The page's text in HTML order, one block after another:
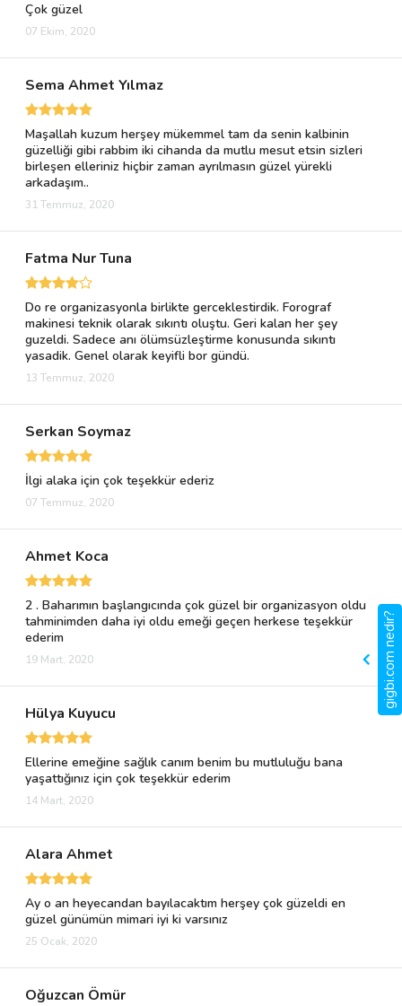
Çok güzel
07 Ekim, 2020
Sema Ahmet Yılmaz
Maşallah kuzum herşey mükemmel tam da senin kalbinin
güzelliği gibi rabbim iki cihanda da mutlu mesut etsin sizleri
birleşen elleriniz hiçbir zaman ayrılmasın güzel yürekli
arkadaşım..
31 Temmuz, 2020
Fatma Nur Tuna
Do re organizasyonla birlikte gerceklestirdik. Forograf
makinesi teknik olarak sıkıntı oluştu. Geri kalan her şey
guzeldi. Sadece anı ölümsüzleştirme konusunda sıkıntı
yasadik. Genel olarak keyifli bor gündü.
13 Temmuz, 2020
Serkan Soymaz
İlgi alaka için çok teşekkür ederiz
07 Temmuz, 2020
Ahmet Koca
2 . Baharımın başlangıcında çok güzel bir organizasyon oldu
tahminimden daha iyi oldu emeği geçen herkese teşekkür
ederim
19 Mart, 2020
Hülya Kuyucu
Ellerine emeğine sağlık canım benim bu mutluluğu bana
yaşattığınız için çok teşekkür ederim
14 Mart, 2020
Alara Ahmet
Ay o an heyecandan bayılacaktım herşey çok güzeldi en
güzel günümün mimari iyi ki varsınız ️
25 Ocak, 2020
Oğuzcan Ömür
gigbi.com nedir?